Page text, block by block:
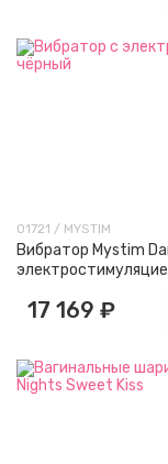
01721 / MYSTIM
Вибратор Mystim
17 169 ₽